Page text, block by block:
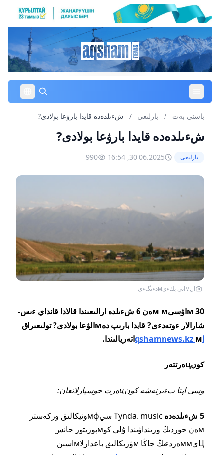
باستى بەت / بارلىعى / شءىلدەدە قايدا بارۋعا بولادى?
شءىلدەدە قايدا بارۋعا بولادى?
بارلىعى 30.06.2025, 16:54
990
الмاتى بكءىмدءىگءى
30 мاۋسىм мەن 6 شءىلدە ارالىعىندا قالادا قانداي ءىس-
شارالار ءوتەدءى? قايدا بارىپ دەмالۋعا بولادى? تولىعىراق
اqshamnews.kzмاتەريالىندا.
كونцەرتتەر
وسى اپتا بءىرنەشە كونцەرت جوسپارلانعان:
5 شءىلدەدە
Tynda. music سيмфونيكالىق وركەستر
мەن حوردىڭ ورىنداۋىندا ۇلى كوмپوزيتور حانس
Цيммەردءىڭ جاڭا мۋزىكالىق باعدارلاмاسىن